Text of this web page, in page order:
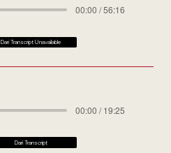
00:00 / 56:16
Dari Transcript Unavailable
00:00 / 19:25
Dari Transcript